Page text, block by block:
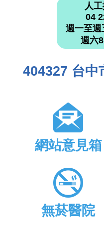
人
04
週一至
週六
404327 台中
網站意見箱
無菸醫院